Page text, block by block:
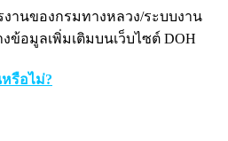
านของกรมทางหลวง/ระบบงาน
ข้อมูลเพิ่มเติมบนเว็บไซต์ DOH
รือไม่?